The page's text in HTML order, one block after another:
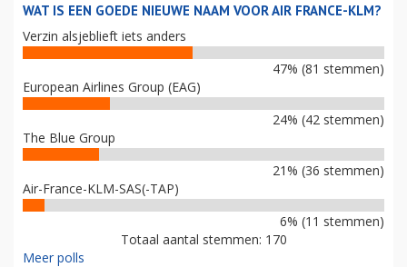
WAT IS EEN GOEDE NIEUWE NAAM VOOR AIR FRANCE-KLM?
Verzin alsjeblieft iets anders
47% (81 stemmen)
European Airlines Group (EAG)
24% (42 stemmen)
The Blue Group
21% (36 stemmen)
Air-France-KLM-SAS(-TAP)
6% (11 stemmen)
Totaal aantal stemmen: 170
Meer polls